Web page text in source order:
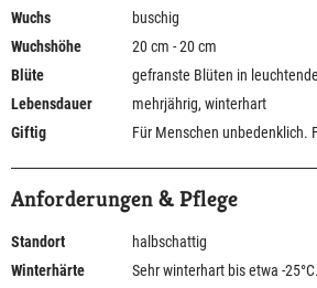
Wuchs
buschig
Wuchshöhe
20 cm - 20 cm
Blüte
gefranste Blüten in
Lebensdauer
mehrjährig, winterhart
Giftig
Für Menschen unbedenklich.
Anforderungen & Pflege
Standort
halbschattig
Winterhärte
Sehr winterhart bis etwa -25°C.